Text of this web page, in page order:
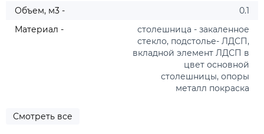
Объем, м3 -
0.1
Материал -
столешница - закаленное
стекло, подстолье- ЛДСП,
вкладной элемент ЛДСП в
цвет основной
столешницы, опоры
металл покраска
Смотреть все